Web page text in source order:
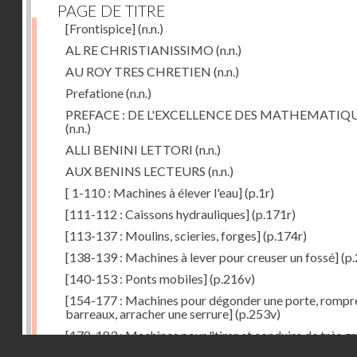
PAGE DE TITRE
[Frontispice](n.n.)
AL RE CHRISTIANISSIMO (n.n.)
AU ROY TRES CHRETIEN (n.n.)
Prefatione(n.n.)
PREFACE : DE L'EXCELLENCE DES
(n.n.)
ALLI BENINI LETTORI (n.n.)
AUX BENINS LECTEURS (n.n.)
[ 1-110 : Machines à élever l'eau](p.1r)
[111-112 : Caissons hydrauliques](p.171r)
[113-137 : Moulins, scieries, forges](p.174r)
[138-139 : Machines à lever pour creuser un fossé]
[140-153 : Ponts mobiles](p.216v)
[154-177 : Machines pour dégonder une porte,
barreaux, arracher une serrure](p.253v)
[178-183 : Machines pour "tirer et conduire de très